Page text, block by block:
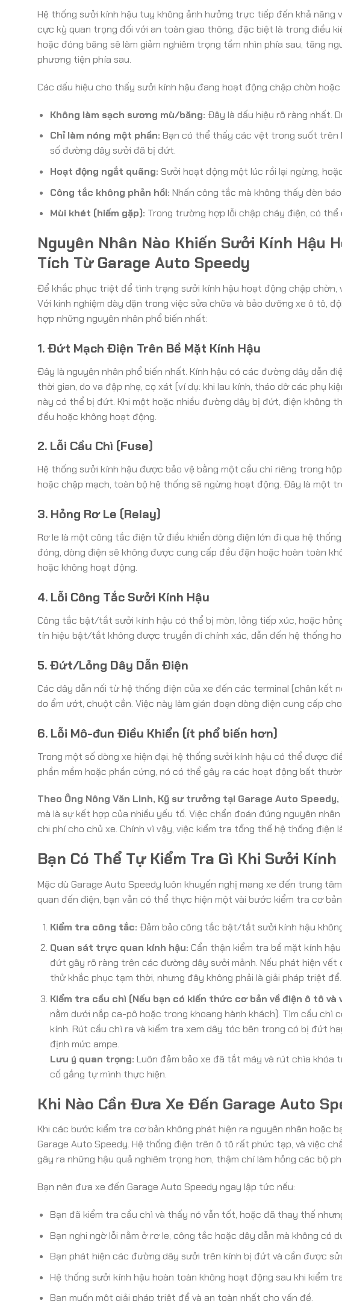
Hệ thống sưởi kính hậu tuy không ảnh hưởng trực tiếp đến khả năng
cực kỳ quan trọng đối với an toàn giao thông, đặc biệt là trong điều
hoặc đóng băng sẽ làm giảm nghiêm trọng tầm nhìn phía sau, tăng
phương tiện phía sau.
Các dấu hiệu cho thấy sưởi kính hậu đang hoạt động chập chờn hoặc
Không làm sạch sương mù/băng: Đây là dấu hiệu rõ ràng nhất.
Chỉ làm nóng một phần: Bạn có thể thấy các vệt trong suốt trên
số đường dây sưởi đã bị đứt.
Hoạt động ngắt quãng: Sưởi hoạt động một lúc rồi lại ngừng,
Công tắc không phản hồi: Nhấn công tắc mà không thấy đèn
Mùi khét (hiếm gặp): Trong trường hợp lỗi chập cháy điện, có
Nguyên Nhân Nào Khiến Sưởi Kính Hậu
Tích Từ Garage Auto Speedy
Để khắc phục triệt để tình trạng sưởi kính hậu hoạt động chập chờn,
Với kinh nghiệm dày dặn trong việc sửa chữa và bảo dưỡng xe ô tô,
hợp những nguyên nhân phổ biến nhất:
1. Đứt Mạch Điện Trên Bề Mặt Kính Hậu
Đây là nguyên nhân phổ biến nhất. Kính hậu có các đường dây dẫn
thời gian, do va đập nhẹ, cọ xát (ví dụ: khi lau kính, tháo dỡ các phụ
này có thể bị đứt. Khi một hoặc nhiều đường dây bị đứt, điện không
đều hoặc không hoạt động.
2. Lỗi Cầu Chì (Fuse)
Hệ thống sưởi kính hậu được bảo vệ bằng một cầu chì riêng trong
hoặc chập mạch, toàn bộ hệ thống sẽ ngừng hoạt động. Đây là một
3. Hỏng Rơ Le (Relay)
Rơ le là một công tắc điện tử điều khiển dòng điện lớn đi qua hệ
đóng, dòng điện sẽ không được cung cấp đều đặn hoặc hoàn toàn
hoặc không hoạt động.
4. Lỗi Công Tắc Sưởi Kính Hậu
Công tắc bật/tắt sưởi kính hậu có thể bị mòn, lỏng tiếp xúc, hoặc
tín hiệu bật/tắt không được truyền đi chính xác, dẫn đến hệ thống
5. Đứt/Lỏng Dây Dẫn Điện
Các dây dẫn nối từ hệ thống điện của xe đến các terminal (chân kết
do ẩm ướt, chuột cắn. Việc này làm gián đoạn dòng điện cung cấp
6. Lỗi Mô-đun Điều Khiển (ít phổ biến hơn)
Trong một số dòng xe hiện đại, hệ thống sưởi kính hậu có thể được
phần mềm hoặc phần cứng, nó có thể gây ra các hoạt động bất
Theo Ông Nông Văn Linh, Kỹ sư trưởng tại Garage Auto Speedy,
mà là sự kết hợp của nhiều yếu tố. Việc chẩn đoán đúng nguyên
chi phí cho chủ xe. Chính vì vậy, việc kiểm tra tổng thể hệ thống điện
Bạn Có Thể Tự Kiểm Tra Gì Khi Sưởi Kính
Mặc dù Garage Auto Speedy luôn khuyến nghị mang xe đến trung
quan đến điện, bạn vẫn có thể thực hiện một vài bước kiểm tra cơ
Kiểm tra công tắc: Đảm bảo công tắc bật/tắt sưởi kính hậu
Quan sát trực quan kính hậu: Cẩn thận kiểm tra bề mặt kính
đứt gãy rõ ràng trên các đường dây sưởi mảnh. Nếu phát hiện
thử khắc phục tạm thời, nhưng đây không phải là giải pháp triệt để.
Kiểm tra cầu chì (Nếu bạn có kiến thức cơ bản về điện ô tô và
nằm dưới nắp ca-pô hoặc trong khoang hành khách). Tìm cầu chì có
kính. Rút cầu chì ra và kiểm tra xem dây tóc bên trong có bị đứt
định mức ampe.
Lưu ý quan trọng: Luôn đảm bảo xe đã tắt máy và rút chìa khóa
cố gắng tự mình thực hiện.
Khi Nào Cần Đưa Xe Đến Garage Auto
Khi các bước kiểm tra cơ bản không phát hiện ra nguyên nhân hoặc
Garage Auto Speedy. Hệ thống điện trên ô tô rất phức tạp, và việc
gây ra những hậu quả nghiêm trọng hơn, thậm chí làm hỏng các bộ
Bạn nên đưa xe đến Garage Auto Speedy ngay lập tức nếu:
Bạn đã kiểm tra cầu chì và thấy nó vẫn tốt, hoặc đã thay thế
Bạn nghi ngờ lỗi nằm ở rơ le, công tắc hoặc dây dẫn mà không có
Bạn phát hiện các đường dây sưởi trên kính bị đứt và cần được
Hệ thống sưởi kính hậu hoàn toàn không hoạt động sau khi kiểm
Bạn muốn một giải pháp triệt để và an toàn nhất cho vấn đề.